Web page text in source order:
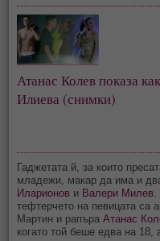
Атанас Колев показа
Илиева (снимки)
Гаджетата й, за които
младежи, макар да има и
Иларионов и Валери Милев
тефтерчето на певицата са
Мартин и рапъраАтанас
когато той беше едва на 18,